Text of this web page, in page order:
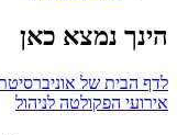
הינך נמצא כאן
לדף הבית של
אירועי הפקולטה לניהול